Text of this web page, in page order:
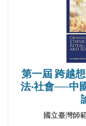
第一屆 跨越
法‧社會──中
國立臺灣師